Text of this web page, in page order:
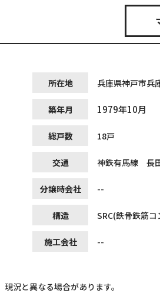
所在地 兵庫県神戸市兵
築年月 1979年10月
総戸数 18戸
交通 神鉄有馬線 長
分譲時会社 --
構造 SRC(鉄骨鉄筋
施工会社 --
況と異なる場合があります。